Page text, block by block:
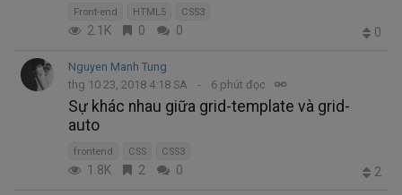
Front-end HTML5 CSS3
2.1K 0 0 0
Nguyen Manh Tung
thg 10 23, 2018 4:18 SA
6 phút đọc
Sự khác nhau giữa grid-template và grid-
auto
frontend CSS CSS3
1.8K 2 0 2